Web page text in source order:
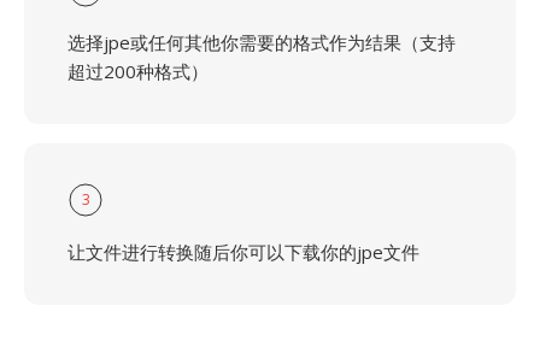
选择jpe或任何其他你需要的格式作为结果（支持
超过200种格式）
3
让文件进行转换随后你可以下载你的jpe文件